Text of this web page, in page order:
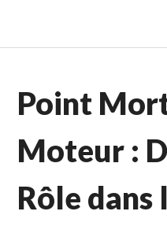
STUFFCC'S BLOG
Point
Moteur :
Rôle dans